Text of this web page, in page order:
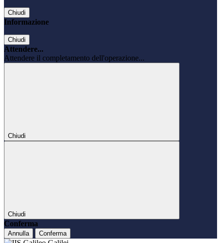
Chiudi
Informazione
Chiudi
Attendere...
Attendere il completamento dell'operazione...
Chiudi
Chiudi
Conferma
Annulla Conferma